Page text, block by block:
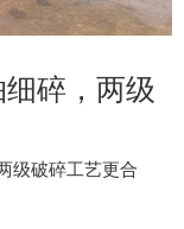
碎，两级
级破碎工艺更合